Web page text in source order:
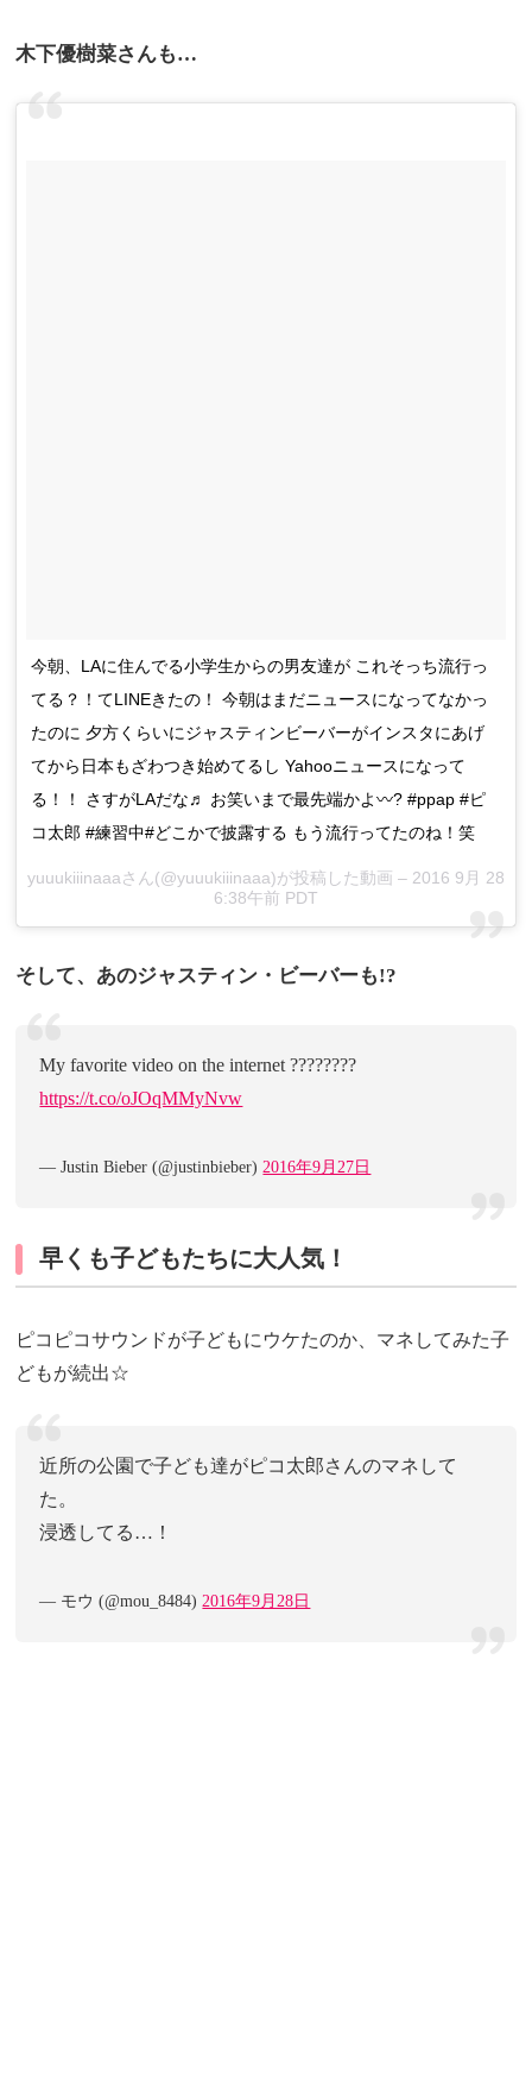
木下優樹菜さんも…
今朝、LAに住んでる小学生からの男友達が これそっち流行っ
てる？！てLINEきたの！ 今朝はまだニュースになってなかっ
たのに 夕方くらいにジャスティンビーバーがインスタにあげ
てから日本もざわつき始めてるし Yahooニュースになって
る！！ さすがLAだな♬ お笑いまで最先端かよ〰? #ppap #ピ
コ太郎 #練習中#どこかで披露する もう流行ってたのね！笑
yuuukiiinaaaさん(@yuuukiiinaaa)が投稿した動画 – 2016 9月 28
6:38午前 PDT
そして、あのジャスティン・ビーバーも!?
My favorite video on the internet ????????
https://t.co/oJOqMMyNvw
— Justin Bieber (@justinbieber)2016年9月27日
早くも子どもたちに大人気！
ピコピコサウンドが子どもにウケたのか、マネしてみた子
どもが続出☆
近所の公園で子ども達がピコ太郎さんのマネして
た。
浸透してる…！
— モウ (@mou_8484)2016年9月28日